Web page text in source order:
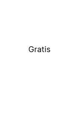
Gratis